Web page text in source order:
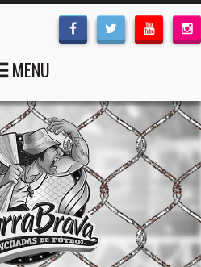
MENU